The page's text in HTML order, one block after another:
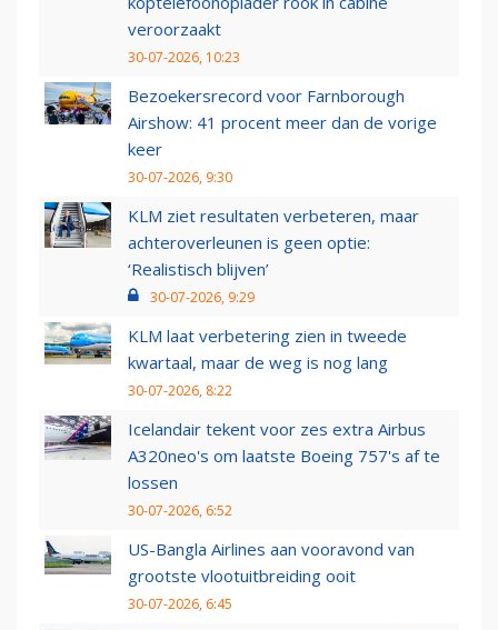
veroorzaakt
30-07-2026, 10:23
Bezoekersrecord voor Farnborough
Airshow: 41 procent meer dan de vorige
keer
30-07-2026, 9:30
KLM ziet resultaten verbeteren, maar
achteroverleunen is geen optie:
‘Realistisch blijven’
30-07-2026, 9:29
KLM laat verbetering zien in tweede
kwartaal, maar de weg is nog lang
30-07-2026, 8:22
Icelandair tekent voor zes extra Airbus
A320neo's om laatste Boeing 757's af te
lossen
30-07-2026, 6:52
US-Bangla Airlines aan vooravond van
grootste vlootuitbreiding ooit
30-07-2026, 6:45